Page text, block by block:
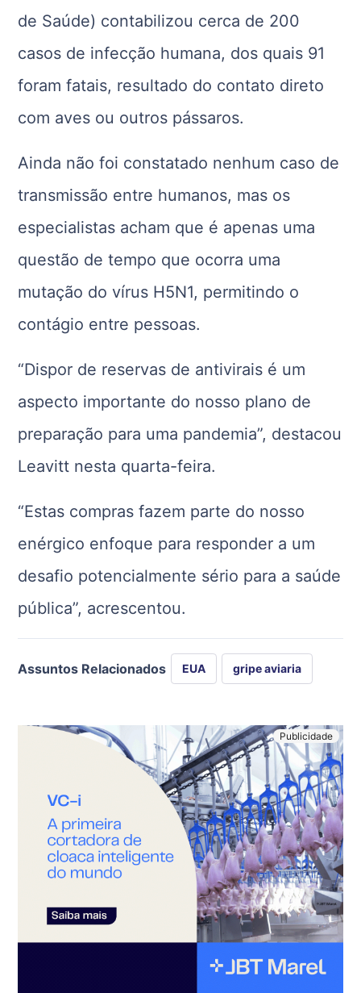
de Saúde) contabilizou cerca de 200
casos de infecção humana, dos quais 91
foram fatais, resultado do contato direto
com aves ou outros pássaros.
Ainda não foi constatado nenhum caso de
transmissão entre humanos, mas os
especialistas acham que é apenas uma
questão de tempo que ocorra uma
mutação do vírus H5N1, permitindo o
contágio entre pessoas.
“Dispor de reservas de antivirais é um
aspecto importante do nosso plano de
preparação para uma pandemia”, destacou
Leavitt nesta quarta-feira.
“Estas compras fazem parte do nosso
enérgico enfoque para responder a um
desafio potencialmente sério para a saúde
pública”, acrescentou.
Assuntos Relacionados EUA gripe aviaria